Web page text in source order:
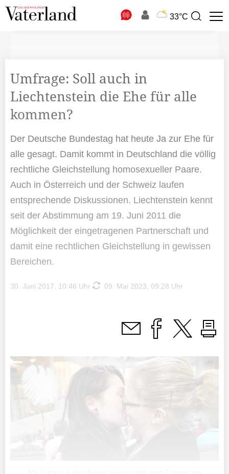
33°C
Suchbegriff
Umfrage: Soll auch in
Liechtenstein die Ehe für alle
kommen?
Der Deutsche Bundestag hat heute Ja zur Ehe für
alle gesagt. Damit kommt in Deutschland die völlig
rechtliche Gleichstellung homosexueller Paare.
Auch in Österreich und der Schweiz laufen
entsprechende Diskussionen. Liechtenstein kennt
seit der Abstimmung am 19. Juni 2011 die
Möglichkeit der eingetragenen Partnerschaft und
damit eine rechtlichen Gleichstellung in gewissen
Bereichen.
30. Juni 2017, 10:46 Uhr 09. Mai 2023, 09:28 Uhr